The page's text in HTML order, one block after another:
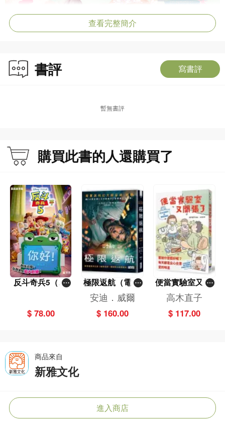
查看完整簡介
書評 寫書評
暫無書評
購買此書的人還購買了
反斗奇兵5（圖
$ 78.00
極限返航（電影
書衣典藏版）
（獨家收錄作者
訪談）
安迪．威爾
$ 160.00
便當實驗室又開
張了——日日和
特別日的菜單挑
戰記
高木直子
$ 117.00
商品來自
新雅文化
進入商店